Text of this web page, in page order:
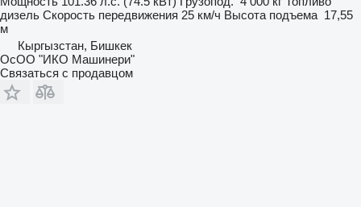
дизель Скорость передвижения 25 км/ч Высота подъема 17,55
м
Кыргызстан, Бишкек
ОсОО "ИКО Машинери"
Связаться с продавцом